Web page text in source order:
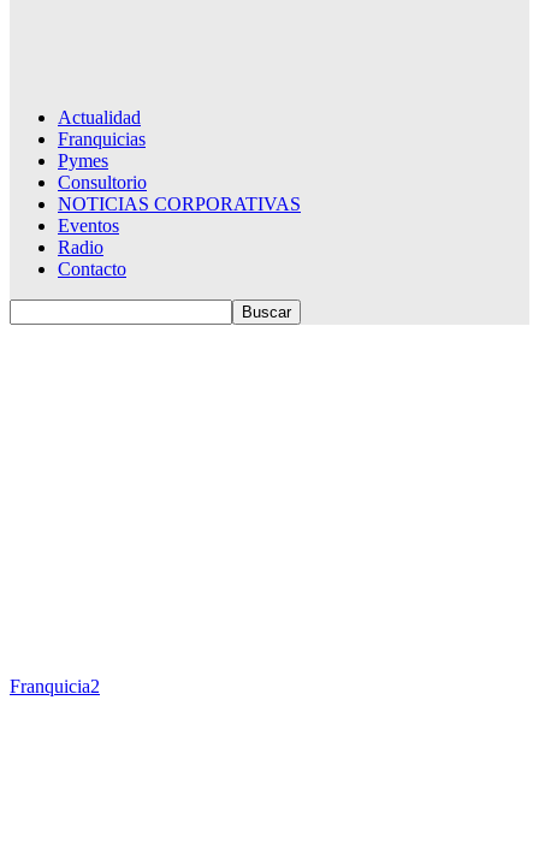
Actualidad
Franquicias
Pymes
Consultorio
NOTICIAS CORPORATIVAS
Eventos
Radio
Contacto
Franquicia2